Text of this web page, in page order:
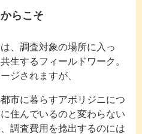
らこそ
、調査対象の場所に入っ
生するフィールドワーク。
ジされますが、
市に暮らすアボリジニにつ
住んでいるのと変わらない
調査費用を捻出するのには